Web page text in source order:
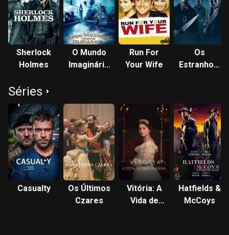
Sherlock
Holmes
O Mundo
Imaginário
Run For
Your Wife
Os
Estranhos:
Séries
Casualty
Os Últimos
Czares
Vitória: A
Vida de
Hatfields &
McCoys